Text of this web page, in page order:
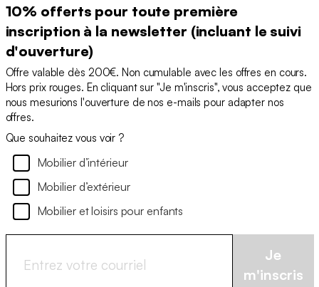
10% offerts pour toute première
inscription à la newsletter (incluant le suivi
d'ouverture)
Offre valable dès 200€. Non cumulable avec les offres en cours.
Hors prix rouges. En cliquant sur "Je m'inscris", vous acceptez que
nous mesurions l'ouverture de nos e-mails pour adapter nos
offres.
Que souhaitez vous voir ?
Mobilier d’intérieur
Mobilier d’extérieur
Mobilier et loisirs pour enfants
Je
m'inscris